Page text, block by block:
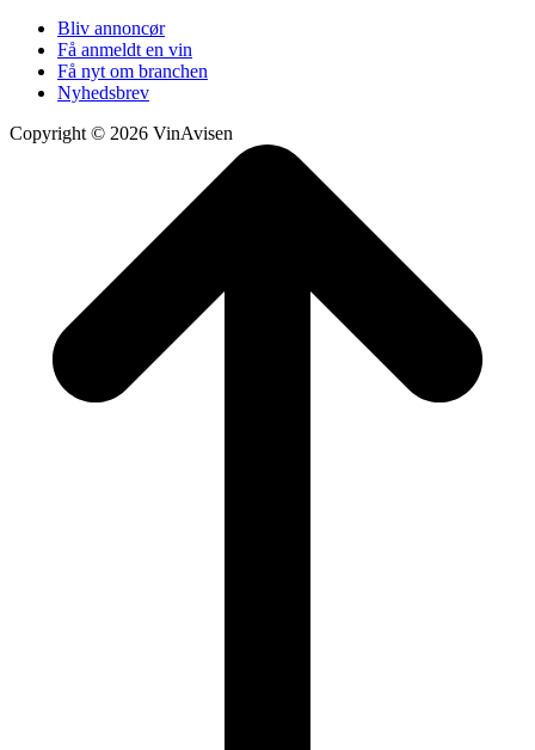
Bliv annoncør
Få anmeldt en vin
Få nyt om branchen
Nyhedsbrev
Copyright © 2026 VinAvisen